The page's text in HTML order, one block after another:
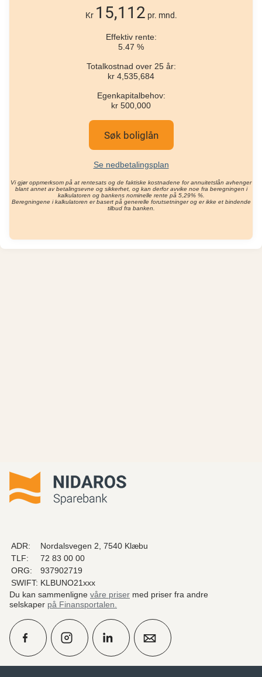
Kr 15,112 pr. mnd.
Effektiv rente:
5.47 %
Totalkostnad over 25år:
kr 4,535,684
Egenkapitalbehov:
kr 500,000
Søk boliglån
Se nedbetalingsplan
Vi gjør oppmerksom på at rentesats og de faktiske kostnadene for annuitetslån avhenger
blant annet av betalingsevne og sikkerhet, og kan derfor avvike noe fra beregningen i
kalkulatoren og bankens nominelle rente på 5,29% %.
Beregningene i kalkulatoren er basert på generelle forutsetninger og er ikke et bindende
tilbud fra banken.
ADR:
Nordalsvegen 2, 7540 Klæbu
TLF:
72 83 00 00
ORG:
937902719
SWIFT: KLBUNO21xxx
Du kan sammenligne våre priser med priser fra andre
selskaper på Finansportalen